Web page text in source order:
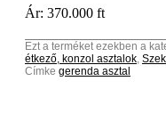
Ár: 370.000 ft
Ezt a terméket ezekben a
étkező, konzol asztalok,
Címke gerenda asztal